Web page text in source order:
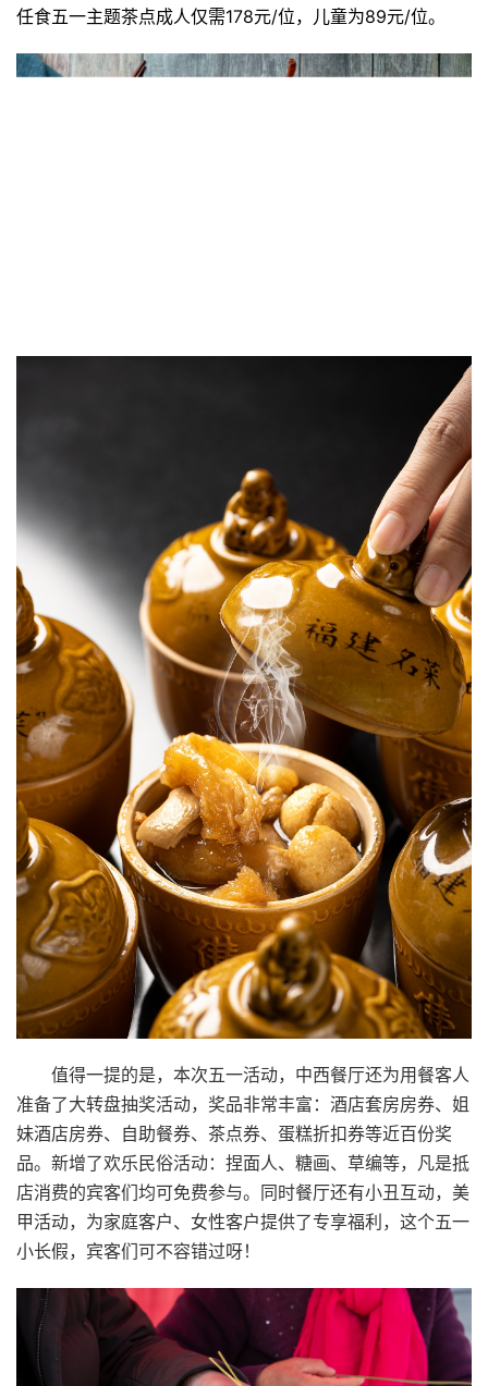
任食五一主题茶点成人仅需178元/位，儿童为89元/位。
值得一提的是，本次五一活动，中西餐厅还为用餐客人
准备了大转盘抽奖活动，奖品非常丰富：酒店套房房券、姐
妹酒店房券、自助餐券、茶点券、蛋糕折扣券等近百份奖
品。新增了欢乐民俗活动：捏面人、糖画、草编等，凡是抵
店消费的宾客们均可免费参与。同时餐厅还有小丑互动，美
甲活动，为家庭客户、女性客户提供了专享福利，这个五一
小长假，宾客们可不容错过呀！